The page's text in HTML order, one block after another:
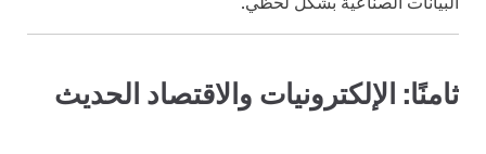
ثامنًا: الإلكترونيات والاقتصاد الحديث